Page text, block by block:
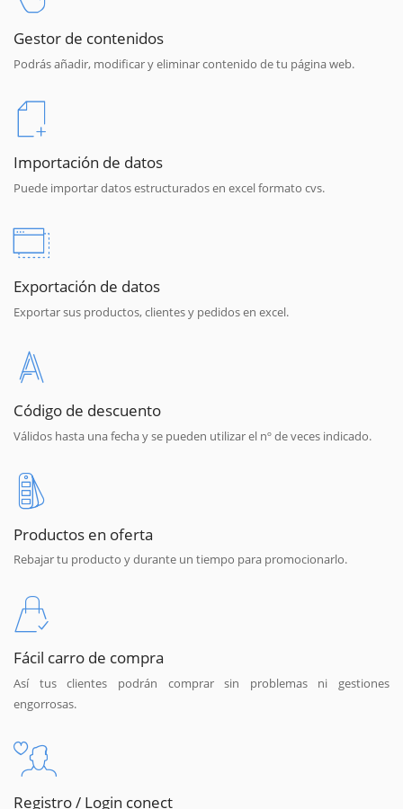
Gestor de contenidos
Podrás añadir, modificar y eliminar contenido de tu página web.
Importación de datos
Puede importar datos estructurados en excel formato cvs.
Exportación de datos
Exportar sus productos, clientes y pedidos en excel.
Código de descuento
Válidos hasta una fecha y se pueden utilizar el nº de veces indicado.
Productos en oferta
Rebajar tu producto y durante un tiempo para promocionarlo.
Fácil carro de compra
Así tus clientes podrán comprar sin problemas ni gestiones
engorrosas.
Registro / Login conect